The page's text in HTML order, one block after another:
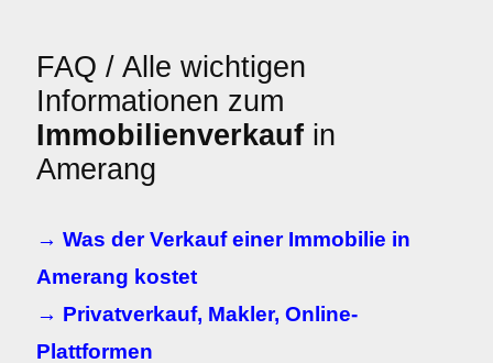
FAQ / Alle wichtigen
Informationen zum
Immobilienverkauf in
Amerang
→ Was der Verkauf einer Immobilie in
Amerang kostet
→ Privatverkauf, Makler, Online-
Plattformen